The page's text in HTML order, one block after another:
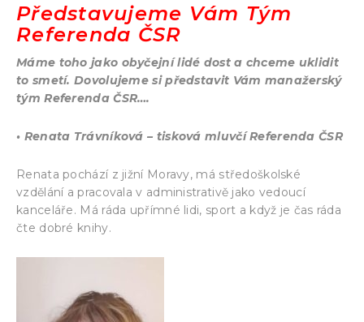
Představujeme Vám Tým
Referenda ČSR
Máme toho jako obyčejní lidé dost a chceme uklidit
to smetí. Dovolujeme si představit Vám manažerský
tým Referenda ČSR….
• Renata Trávníková – tisková mluvčí Referenda ČSR
Renata pochází z jižní Moravy, má středoškolské
vzdělání a pracovala v administrativě jako vedoucí
kanceláře. Má ráda upřímné lidi, sport a když je čas ráda
čte dobré knihy.